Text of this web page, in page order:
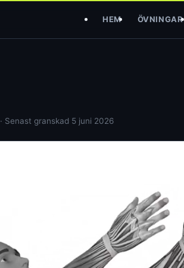
HEM ÖVNINGAR
· Senast granskad 5 juni 2026